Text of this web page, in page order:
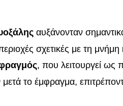
αυξάνονταν
σχετικές με τη μνήμη
, που λειτουργεί ως
το έμφραγμα,